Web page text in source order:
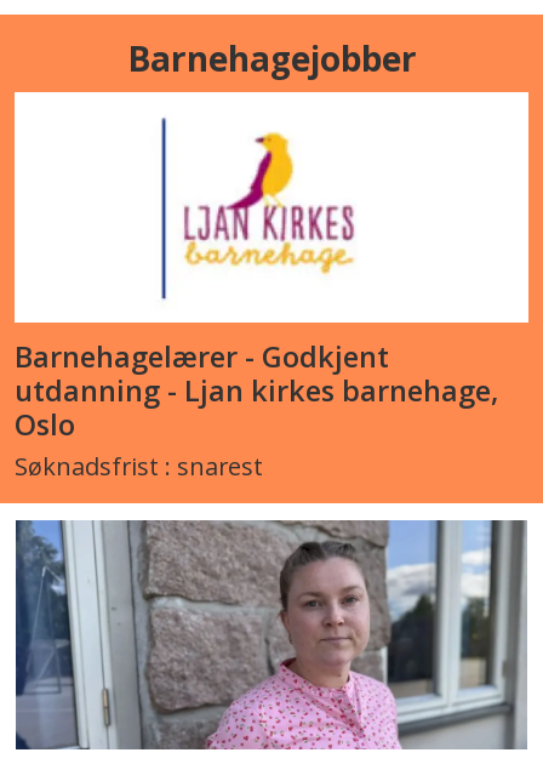
Barnehagejobber
Barnehagelærer - Godkjent
utdanning - Ljan kirkes barnehage,
Oslo
Søknadsfrist : snarest